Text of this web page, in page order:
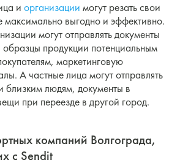
и организации могут резать свои
максимально выгодно и эффективно.
могут отправлять документы
продукции потенциальным
маркетинговую
А частные лица могут отправлять
близким людям, документы в
при переезде в другой город.
компаний Волгограда,
с Sendit